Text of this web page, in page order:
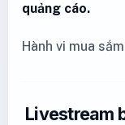
quảng cáo.
Hành vi mua
Livestream